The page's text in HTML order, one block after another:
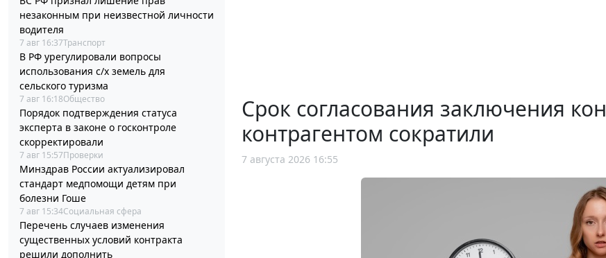
незаконным при неизвестной личности
водителя
7 авг 16:37Транспорт
В РФ урегулировали вопросы
использования с/х земель для
сельского туризма
7 авг 16:18Общество
Порядок подтверждения статуса
эксперта в законе о госконтроле
скорректировали
7 авг 15:57Проверки
Минздрав России актуализировал
стандарт медпомощи детям при
болезни Гоше
7 авг 15:34Социальная сфера
Перечень случаев изменения
существенных условий контракта
решили дополнить
Срок согласования заключения
контрагентом сократили
7 августа 2026 16:55